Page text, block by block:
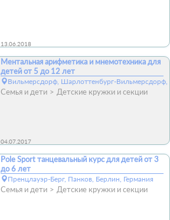
13.06.2018
Ментальная арифметика и мнемотехника для
детей от 5 до 12 лет
Вильмерсдорф, Шарлоттенбург-Вильмерсдорф,
Семья и дети Детские кружки и секции
04.07.2017
Pole Sport танцевальный курс для детей от 3
до 6 лет
Пренцлауэр-Берг, Панков, Берлин, Германия
Семья и дети Детские кружки и секции